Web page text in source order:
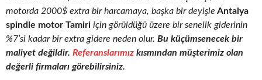
motorda 2000$ extra bir harcamaya, başka bir deyişle Antalya
spindle motor Tamiri için görüldüğü üzere bir senelik giderinin
%7’si kadar bir extra gidere neden olur. Bu küçümsenecek bir
maliyet değildir. Referanslarımız kısmından müşterimiz olan
değerli firmaları görebilirsiniz.